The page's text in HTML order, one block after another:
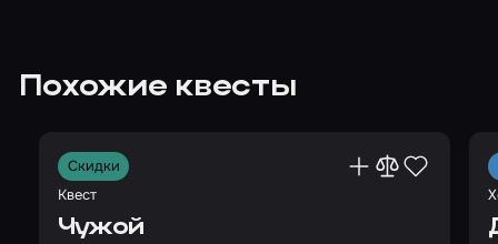
Похожие квесты
Скидки
Квест
Чужой